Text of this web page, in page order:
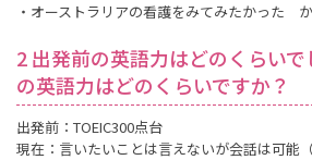
・オーストラリアの看護をみてみたかった か
2 出発前の英語力はどのくらい
の英語力はどのくらいですか？
出発前：TOEIC300点台
現在：言いたいことは言えないが会話は可能（